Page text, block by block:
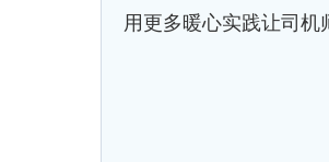
用更多暖心实践让司机